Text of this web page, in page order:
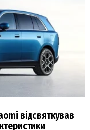
відсвяткував